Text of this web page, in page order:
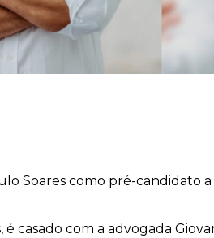
Soares como pré-candidato
casado com a advogada